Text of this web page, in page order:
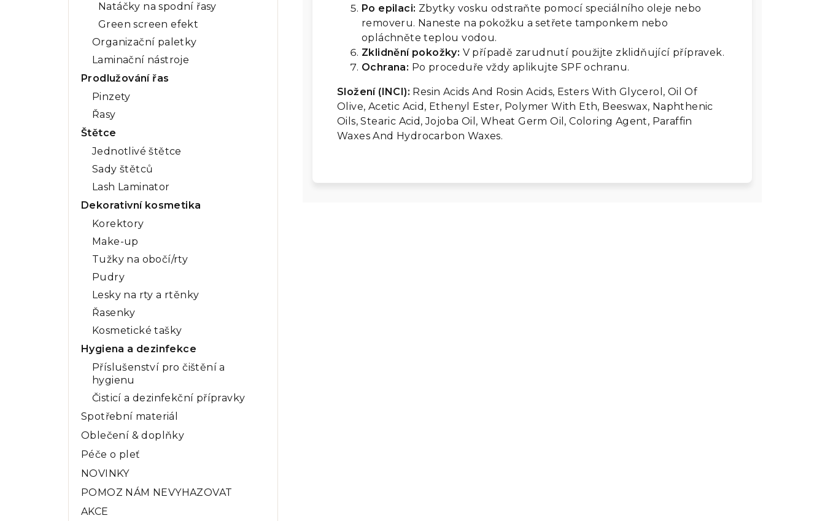
Natáčky na spodní řasy
Green screen efekt
Organizační paletky
Laminační nástroje
Prodlužování řas
Pinzety
Řasy
Štětce
Jednotlivé štětce
Sady štětců
Lash Laminator
Dekorativní kosmetika
Korektory
Make-up
Tužky na obočí/rty
Pudry
Lesky na rty a rtěnky
Řasenky
Kosmetické tašky
Hygiena a dezinfekce
Příslušenství pro čištění a
hygienu
Čisticí a dezinfekční přípravky
Spotřební materiál
Oblečení & doplňky
Péče o pleť
NOVINKY
POMOZ NÁM NEVYHAZOVAT
AKCE
Po epilaci: Zbytky vosku odstraňte pomocí speciálního oleje nebo
removeru. Naneste na pokožku a setřete tamponkem nebo
opláchněte teplou vodou.
Zklidnění pokožky: V případě zarudnutí použijte zklidňující přípravek.
Ochrana: Po proceduře vždy aplikujte SPF ochranu.
Složení (INCI): Resin Acids And Rosin Acids, Esters With Glycerol, Oil Of
Olive, Acetic Acid, Ethenyl Ester, Polymer With Eth, Beeswax, Naphthenic
Oils, Stearic Acid, Jojoba Oil, Wheat Germ Oil, Coloring Agent, Paraffin
Waxes And Hydrocarbon Waxes.